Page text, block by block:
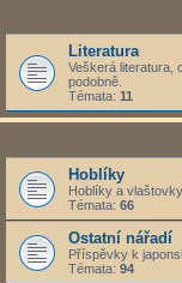
Literatura
Veškerá literatura,
podobně.
Témata: 11
Hoblíky
Hoblíky a
Témata: 66
Ostatní nářadí
Příspěvky k
Témata: 94